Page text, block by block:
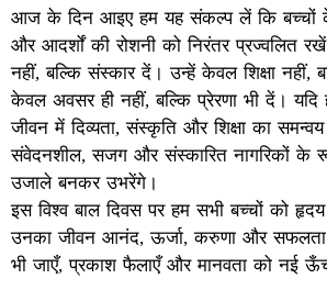
आज के दिन आइए हम यह संकल्प लें कि बच्चों के
और आदर्शों की रोशनी को निरंतर प्रज्वलित
नहीं, बल्कि संस्कार दें। उन्हें केवल शिक्षा नहीं,
केवल अवसर ही नहीं, बल्कि प्रेरणा भी दें।
जीवन में दिव्यता, संस्कृति और शिक्षा का
संवेदनशील, सजग और संस्कारित नागरिकों
उजाले बनकर उभरेंगे।
इस विश्व बाल दिवस पर हम सभी बच्चों को
उनका जीवन आनंद, ऊर्जा, करुणा और सफलता
भी जाएँ, प्रकाश फैलाएँ और मानवता को नई